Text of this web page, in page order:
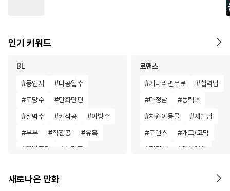
인기 키워드
BL
#동인지 #다공일수
#도망수 #만화단편
#철벽수 #키작공 #아방수
#부부 #직진공 #유혹
#후방주의 #능력공
#츤데레공
로맨스
#기다리면무료 #철벽남
#다정남 #능력녀
#차원이동물 #재벌남
#로맨스 #개그/코믹
#직진남 #연상연하
새로나온 만화